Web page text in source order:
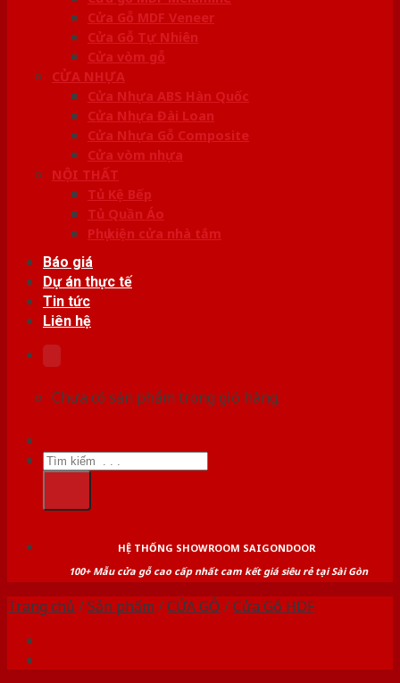
Cửa Gỗ MDF Veneer
Cửa Gỗ Tự Nhiên
Cửa vòm gỗ
CỬA NHỰA
Cửa Nhựa ABS Hàn Quốc
Cửa Nhựa Đài Loan
Cửa Nhựa Gỗ Composite
Cửa vòm nhựa
NỘI THẤT
Tủ Kệ Bếp
Tủ Quần Áo
Phụ kiện cửa nhà tắm
Báo giá
Dự án thực tế
Tin tức
Liên hệ
Chưa có sản phẩm trong giỏ hàng.
Tìm
kiếm:
HỆ THỐNG SHOWROOM SAIGONDOOR
100+ Mẫu cửa gỗ cao cấp nhất cam kết giá siêu rẻ tại Sài Gòn
Trang chủ /Sản phẩm /CỬA GỖ /Cửa Gỗ HDF